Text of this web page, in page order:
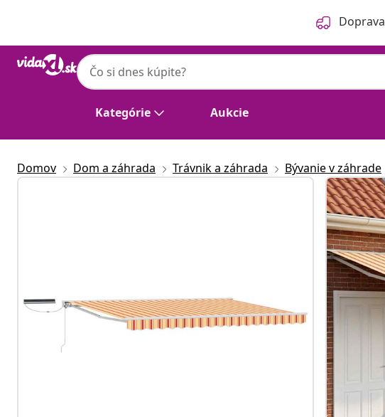
Kategórie Aukcie
Domov Dom a záhrada Trávnik a záhrada Bývanie v záhrade